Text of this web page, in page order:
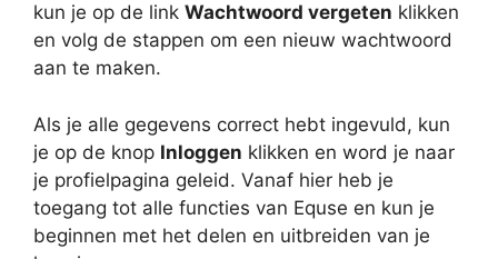
kun je op de link Wachtwoord vergeten klikken
en volg de stappen om een nieuw wachtwoord
aan te maken.
Als je alle gegevens correct hebt ingevuld, kun
je op de knop Inloggen klikken en word je naar
je profielpagina geleid. Vanaf hier heb je
toegang tot alle functies van Equse en kun je
beginnen met het delen en uitbreiden van je